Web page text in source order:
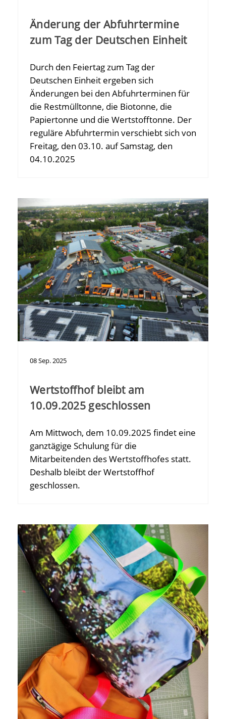
Änderung der Abfuhrtermine
zum Tag der Deutschen Einheit
Durch den Feiertag zum Tag der
Deutschen Einheit ergeben sich
Änderungen bei den Abfuhrterminen für
die Restmülltonne, die Biotonne, die
Papiertonne und die Wertstofftonne. Der
reguläre Abfuhrtermin verschiebt sich von
Freitag, den 03.10. auf Samstag, den
04.10.2025
08Sep.2025
Wertstoffhof bleibt am
10.09.2025 geschlossen
Am Mittwoch, dem 10.09.2025 findet eine
ganztägige Schulung für die
Mitarbeitenden des Wertstoffhofes statt.
Deshalb bleibt der Wertstoffhof
geschlossen.